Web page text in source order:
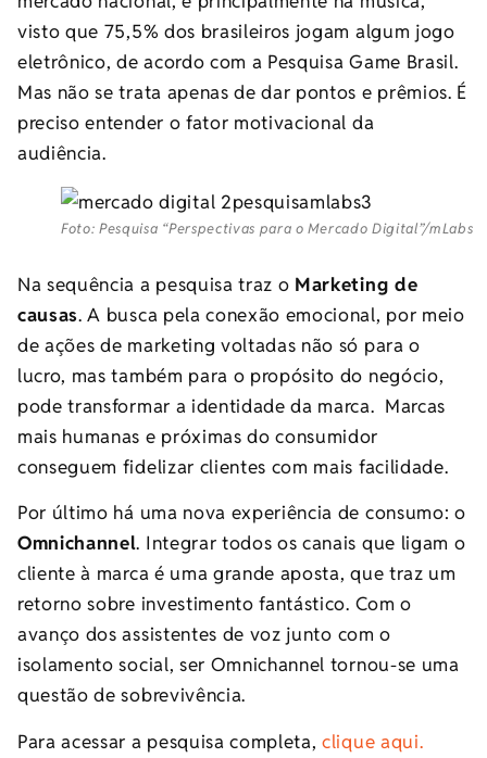
visto que 75,5% dos brasileiros jogam algum jogo
eletrônico, de acordo com a Pesquisa Game Brasil.
Mas não se trata apenas de dar pontos e prêmios. É
preciso entender o fator motivacional da
audiência.
Foto: Pesquisa “Perspectivas para o Mercado Digital”/mLabs
Na sequência a pesquisa traz o Marketing de
causas. A busca pela conexão emocional, por meio
deações de marketing voltadas não só para o
lucro, mas também para o propósito do negócio,
pode transformar a identidade da marca. Marcas
mais humanas e próximas do consumidor
conseguem fidelizar clientes com mais facilidade.
Por último há uma nova experiência de consumo: o
Omnichannel. Integrar todos os canais que ligam o
cliente à marca é uma grande aposta, que traz um
retorno sobre investimento fantástico. Com o
avanço dos assistentes de voz junto com o
isolamento social, ser Omnichannel tornou-se uma
questão de sobrevivência.
Para acessar a pesquisa completa,clique aqui.